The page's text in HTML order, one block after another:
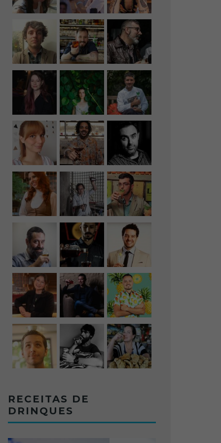
RECEITAS DE
DRINQUES